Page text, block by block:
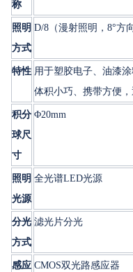
称
照明
方式
D/8（漫射照明，8°方
特性 用于塑胶电子、油漆
体积小巧、携带方便
积分
球尺
寸
Φ20mm
照明
光源
全光谱LED光源
分光
方式
滤光片分光
感应 CMOS双光路感应器